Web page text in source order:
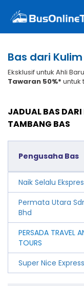
Bas dari
Eksklusif untuk Ahli
Tawaran 50%* untuk
JADUAL BAS DARI
TAMBANG BAS
Pengusaha Bas
Naik Selalu
Permata Utara
Bhd
PERSADA TRAVEL
TOURS
Super Nice Express